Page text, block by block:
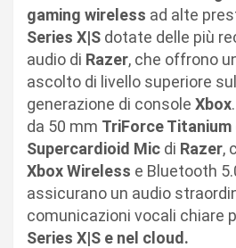
gaming wireless ad alte
Series X|S dotate delle più
audio di Razer, che offrono
ascolto di livello superiore
generazione di console Xbox
da 50 mm TriForce Titanium
Supercardioid Mic di Razer,
Xbox Wireless e Bluetooth
assicurano un audio
comunicazioni vocali chiare
Series X|S e nel cloud.